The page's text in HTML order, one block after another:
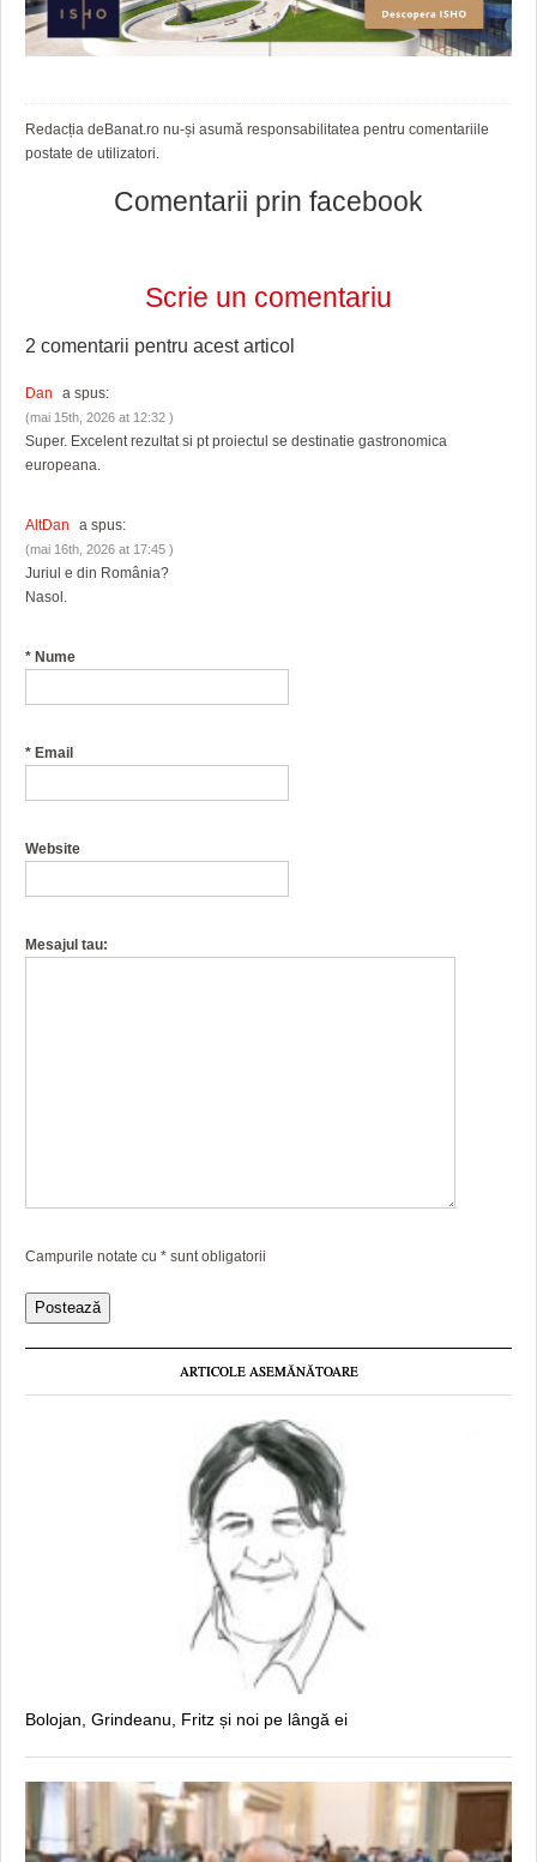
Redacția deBanat.ro nu-și asumă responsabilitatea pentru comentariile
postate de utilizatori.
Comentarii prin facebook
Scrie un comentariu
2 comentarii pentru acest articol
Dan a spus:
(mai 15th, 2026 at 12:32 )
Super. Excelent rezultat si pt proiectul se destinatie gastronomica
europeana.
AltDan a spus:
(mai 16th, 2026 at 17:45 )
Juriul e din România?
Nasol.
* Nume
* Email
Website
Mesajul tau:
Campurile notate cu * sunt obligatorii
ARTICOLE ASEMĂNĂTOARE
Bolojan, Grindeanu, Fritz și noi pe lângă ei